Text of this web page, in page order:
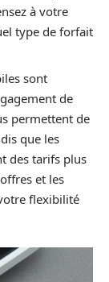
à votre
type de forfait
sont
de
permettent de
que les
des tarifs plus
et les
flexibilité